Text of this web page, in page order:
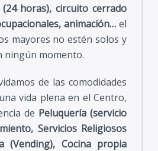
(24 horas), circuito cerrado
animación… el
mayores no estén solos y
ningún momento.
de las comodidades
vida plena en el Centro,
de Peluquería (servicio
Servicios Religiosos
(Vending), Cocina propia